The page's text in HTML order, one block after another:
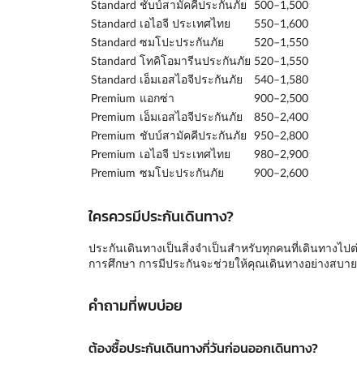
Standard ชับบ์สามัคคีประกันภัย
500–1,500
Standard เอไอจี ประเทศไทย
550–1,600
Standard ซมโปะประกันภัย
520–1,550
Standard โทคิโอมารีนประกันภัย 520–1,550
Standard เอ็มเอสไอจีประกันภัย
540–1,580
Premium แอกซ่า
900–2,500
Premium เอ็มเอสไอจีประกันภัย
850–2,400
Premium ชับบ์สามัคคีประกันภัย 950–2,800
Premium เอไอจี ประเทศไทย
980–2,900
Premium ซมโปะประกันภัย 900–2,600
ใครควรมีประกันเดินทาง?
ประกันเดินทางเป็นสิ่งจำเป็นสำหรับทุกคนที่เดินทางไป
การศึกษา การมีประกันจะช่วยให้คุณเดินทางอย่างสบา
คำถามที่พบบ่อย
ต้องซื้อประกันเดินทางกี่วันก่อนออกเดินทาง?